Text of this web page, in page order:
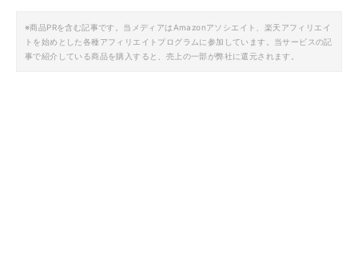
※商品PRを含む記事です。当メディアはAmazonアソシエイト、楽天アフィリエイ
トを始めとした各種アフィリエイトプログラムに参加しています。当サービスの記
事で紹介している商品を購入すると、売上の一部が弊社に還元されます。